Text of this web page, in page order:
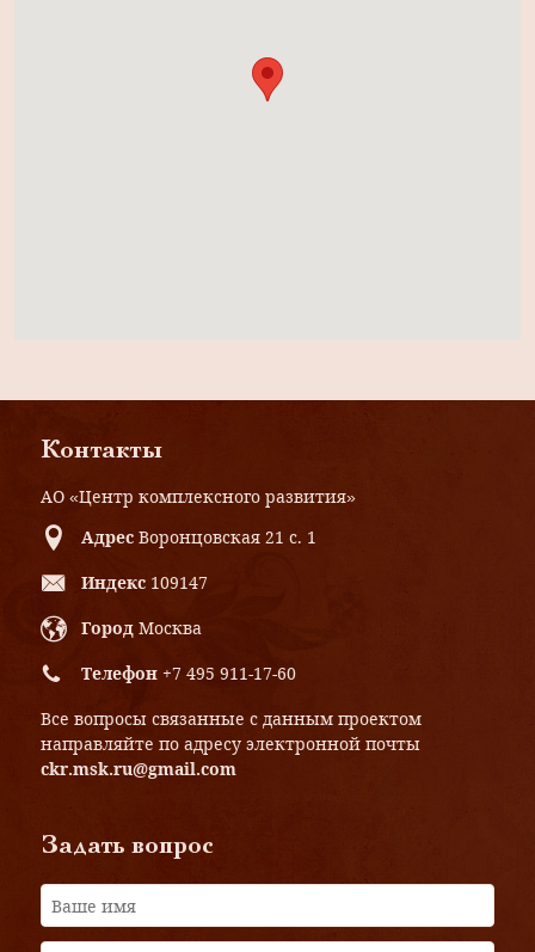
Контакты
АО «Центр комплексного развития»
Адрес Воронцовская 21 с. 1
Индекс 109147
Город Москва
Телефон +7 495 911-17-60
Все вопросы связанные с данным проектом
направляйте по адресу электронной почты
ckr.msk.ru@gmail.com
Задать вопрос